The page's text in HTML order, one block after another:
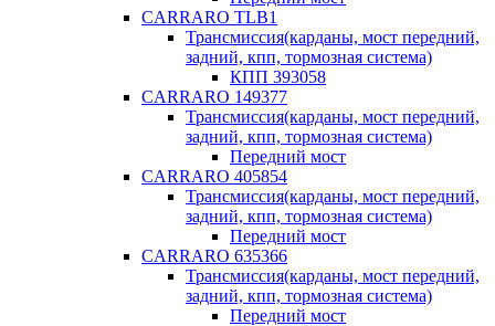
CARRARO TLB1
Трансмиссия(карданы, мост передний,
задний, кпп, тормозная система)
КПП 393058
CARRARO 149377
Трансмиссия(карданы, мост передний,
задний, кпп, тормозная система)
Передний мост
CARRARO 405854
Трансмиссия(карданы, мост передний,
задний, кпп, тормозная система)
Передний мост
CARRARO 635366
Трансмиссия(карданы, мост передний,
задний, кпп, тормозная система)
Передний мост